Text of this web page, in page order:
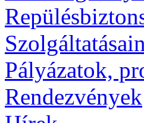
Pályázatok,
Rendezvények